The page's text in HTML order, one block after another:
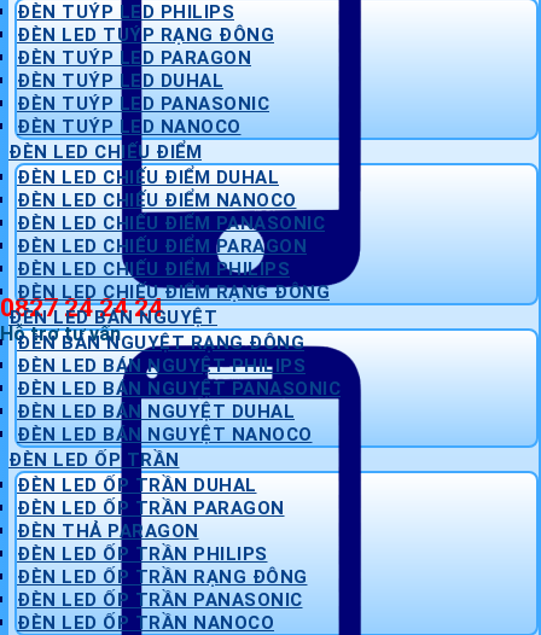
0827 24 24 24
Hỗ trợ tư vấn
ĐÈN TUÝP LED PHILIPS
ĐÈN LED TUÝP RẠNG ĐÔNG
ĐÈN TUÝP LED PARAGON
ĐÈN TUÝP LED DUHAL
ĐÈN TUÝP LED PANASONIC
ĐÈN TUÝP LED NANOCO
ĐÈN LED CHIẾU ĐIỂM
ĐÈN LED CHIẾU ĐIỂM DUHAL
ĐÈN LED CHIẾU ĐIỂM NANOCO
ĐÈN LED CHIẾU ĐIỂM PANASONIC
ĐÈN LED CHIẾU ĐIỂM PARAGON
ĐÈN LED CHIẾU ĐIỂM PHILIPS
ĐÈN LED CHIẾU ĐIỂM RẠNG ĐÔNG
ĐÈN LED BÁN NGUYỆT
ĐÈN BÁN NGUYỆT RẠNG ĐÔNG
ĐÈN LED BÁN NGUYỆT PHILIPS
ĐÈN LED BÁN NGUYỆT PANASONIC
ĐÈN LED BÁN NGUYỆT DUHAL
ĐÈN LED BÁN NGUYỆT NANOCO
ĐÈN LED ỐP TRẦN
ĐÈN LED ỐP TRẦN DUHAL
ĐÈN LED ỐP TRẦN PARAGON
ĐÈN THẢ PARAGON
ĐÈN LED ỐP TRẦN PHILIPS
ĐÈN LED ỐP TRẦN RẠNG ĐÔNG
ĐÈN LED ỐP TRẦN PANASONIC
ĐÈN LED ỐP TRẦN NANOCO